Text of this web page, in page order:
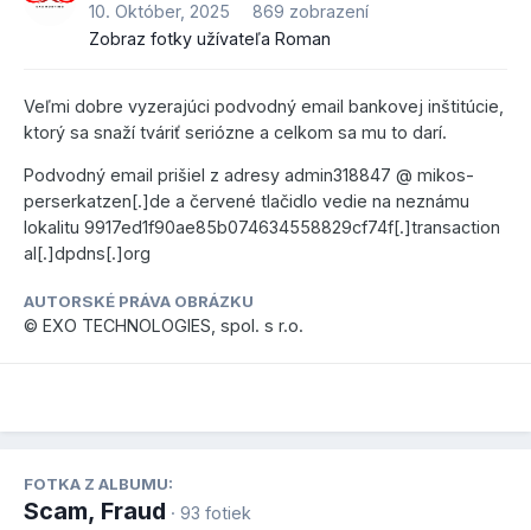
10. Október, 2025
869 zobrazení
Zobraz fotky užívateľa Roman
Veľmi dobre vyzerajúci podvodný email bankovej inštitúcie,
ktorý sa snaží tváriť seriózne a celkom sa mu to darí.
Podvodný email prišiel z adresy admin318847 @ mikos-
perserkatzen[.]de a červené tlačidlo vedie na neznámu
lokalitu 9917ed1f90ae85b074634558829cf74f[.]transaction
al[.]dpdns[.]org
AUTORSKÉ PRÁVA OBRÁZKU
© EXO TECHNOLOGIES, spol. s r.o.
FOTKA Z ALBUMU:
Scam, Fraud · 93 fotiek